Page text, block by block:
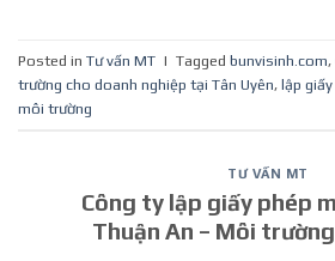
Posted in Tư vấn MT | Tagged bunvisinh.com,
trường cho doanh nghiệp tại Tân Uyên, lập
môi trường
TƯ VẤN MT
Công ty lập giấy phép
Thuận An – Môi